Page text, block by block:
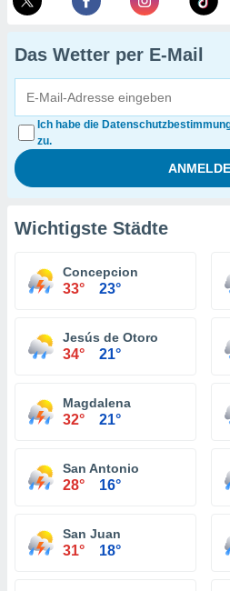
Das Wetter per E-Mail
Ich habe die
zu.
Wichtigste Städte
Concepcion
33° 23°
Jesús de Otoro
34° 21°
Magdalena
32° 21°
San Antonio
28° 16°
San Juan
31° 18°